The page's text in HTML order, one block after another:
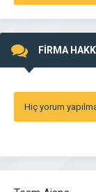
FİRMA
Hiç yorum